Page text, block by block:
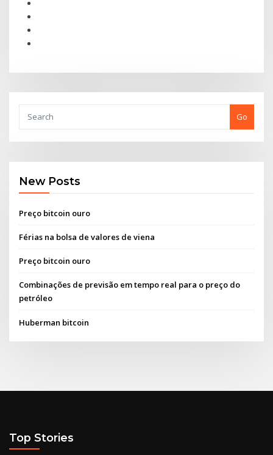
Go
New Posts
Preço bitcoin ouro
Férias na bolsa de valores de viena
Preço bitcoin ouro
Combinações de previsão em tempo real para o preço do
petróleo
Huberman bitcoin
Top Stories